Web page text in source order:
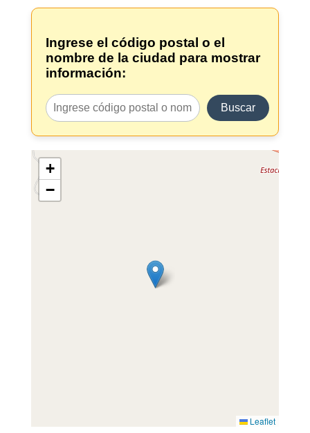
Ingrese el código postal o el
nombre de la ciudad para mostrar
información:
Buscar
+
−
Leaflet